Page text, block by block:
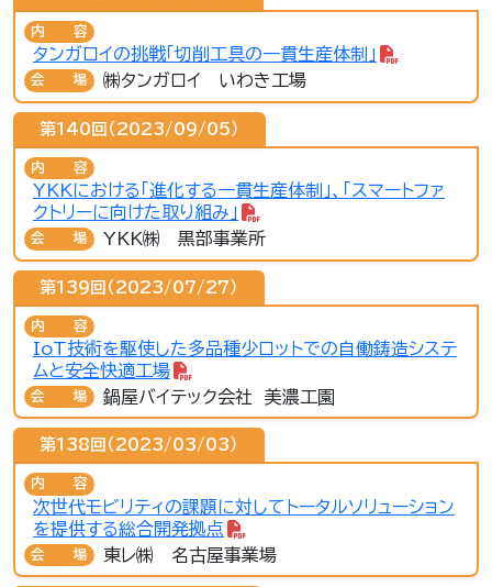
内容
タンガロイの挑戦「切削工具の一貫生産体制」
会場 ㈱タンガロイ いわき工場
第140回（2023/09/05）
内容
YKKにおける「進化する一貫生産体制」、「スマートファ
クトリーに向けた取り組み」
会場 YKK㈱ 黒部事業所
第139回（2023/07/27）
内容
IoT技術を駆使した多品種少ロットでの自働鋳造システ
ムと安全快適工場
会場 鍋屋バイテック会社 美濃工園
第138回（2023/03/03）
内容
次世代モビリティの課題に対してトータルソリューション
を提供する総合開発拠点
会場 東レ㈱ 名古屋事業場